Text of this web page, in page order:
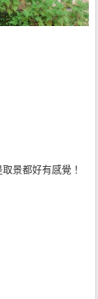
景都好有感覺！